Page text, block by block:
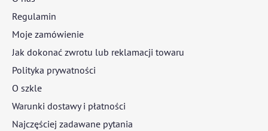
Regulamin
Moje zamówienie
Jak dokonać zwrotu lub reklamacji towaru
Polityka prywatności
O szkle
Warunki dostawy i płatności
Najczęściej zadawane pytania